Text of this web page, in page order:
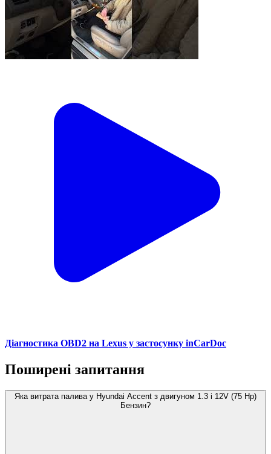
Діагностика OBD2 на Lexus у застосунку inCarDoc
Поширені запитання
Яка витрата палива у Hyundai Accent з двигуном 1.3 i 12V (75 Hp)
Бензин?